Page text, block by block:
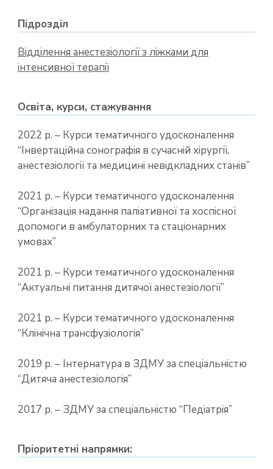
Підрозділ
Відділення анестезіології з ліжками для
інтенсивної терапії
Освіта, курси, стажування
2022 р. – Курси тематичного удосконалення
“Інвертаційна сонографія в сучасній хірургії,
анестезіології та медицині невідкладних станів”
2021 р. – Курси тематичного удосконалення
“Організація надання паліативної та хоспісної
допомоги в амбулаторних та стаціонарних
умовах”
2021 р. – Курси тематичного удосконалення
“Актуальні питання дитячої анестезіології”
2021 р. – Курси тематичного удосконалення
“Клінічна трансфузіологія”
2019 р. – Інтернатура в ЗДМУ за спеціальністю
“Дитяча анестезіологія”
2017 р. – ЗДМУ за спеціальністю “Педіатрія”
Пріоритетні напрямки: